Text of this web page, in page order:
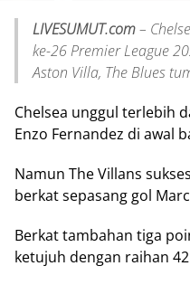
LIVESUMUT.com–
ke-26 Premier League
Aston Villa, The Blues
Chelsea unggul terlebih
Enzo Fernandez di awal
Namun The Villans
berkat sepasang gol
Berkat tambahan tiga
ketujuh dengan raihan